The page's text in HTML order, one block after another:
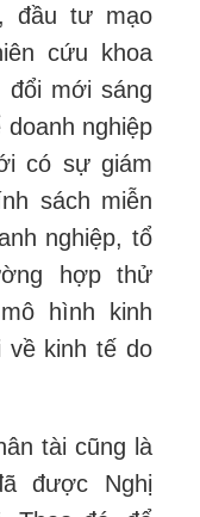
đầu tư mạo
cứu khoa
đổi mới sáng
nghiệp
có sự giám
sách miễn
nghiệp, tổ
hợp thử
hình kinh
về kinh tế do
tài cũng là
được Nghị